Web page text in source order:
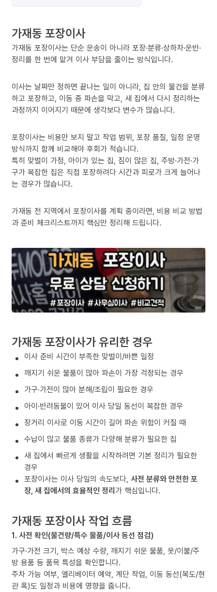
가재동 포장이사
가재동 포장이사는 단순 운송이 아니라 포장·분류·상하차·운반·
정리를 한 번에 맡겨 이사 부담을 줄이는 방식입니다.
이사는 날짜만 정하면 끝나는 일이 아니라, 집 안의 물건을 분류
하고 포장하고, 이동 중 파손을 막고, 새 집에서 다시 정리하는
과정까지 이어지기 때문에 생각보다 변수가 많습니다.
포장이사는 비용만 보지 말고 작업 범위, 포장 품질, 일정 운영
방식까지 함께 비교해야 후회가 적습니다.
특히 맞벌이 가정, 아이가 있는 집, 짐이 많은 집, 주방·가전·가
구가 복잡한 집은 직접 포장하려다 시간과 피로가 크게 늘어나
는 경우가 많습니다.
가재동 전 지역에서 포장이사를 계획 중이라면, 비용 비교 방법
과 준비 체크리스트까지 핵심만 정리해 드립니다.
가재동 포장이사가 유리한 경우
이사 준비 시간이 부족한 맞벌이/바쁜 일정
깨지기 쉬운 물품이 많아 파손이 가장 걱정되는 경우
가구·가전이 많아 분해/조립이 필요한 경우
아이·반려동물이 있어 이사 당일 동선이 복잡한 경우
장거리 이사로 이동 시간이 길어 파손 위험이 커질 때
수납이 많고 물품 종류가 다양해 분류가 필요한 집
새 집에서 빠르게 생활을 시작하려면 기본 정리가 필요한
경우
포장이사는 이사 당일의 속도보다, 사전 분류와 안전한 포
장, 새 집에서의 효율적인 정리가 핵심입니다.
가재동 포장이사 작업 흐름
1. 사전 확인(물건량/특수 물품/이사 동선 점검)
가구·가전 크기, 박스 예상 수량, 깨지기 쉬운 물품, 옷/이불/주
방 용품 등 품목 특성을 확인합니다.
주차 가능 여부, 엘리베이터 예약, 계단 작업, 이동 동선(복도/현
관 폭)도 일정과 비용에 영향을 줍니다.